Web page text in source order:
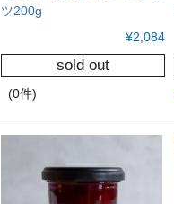
ツ200g
¥2,084
sold out
(0件)